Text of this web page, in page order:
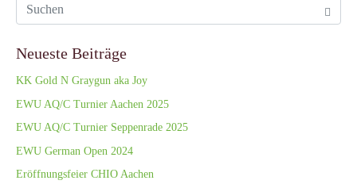
Neueste Beiträge
KK Gold N Graygun aka Joy
EWU AQ/C Turnier Aachen 2025
EWU AQ/C Turnier Seppenrade 2025
EWU German Open 2024
Eröffnungsfeier CHIO Aachen